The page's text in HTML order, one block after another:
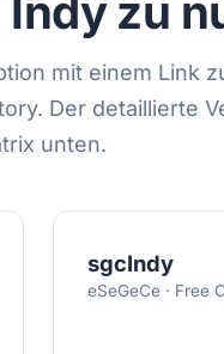
zu
mit einem Link
Der detaillierte
unten.
sgcIndy
eSeGeCe · Free